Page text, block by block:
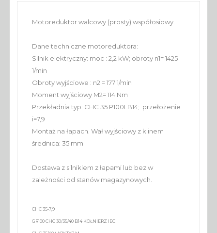
Motoreduktor walcowy (prosty) współosiowy.
Dane techniczne motoreduktora:
Silnik elektryczny: moc : 2,2 kW; obroty n1= 1425
1/min
Obroty wyjściowe : n2 = 177 1/min
Moment wyjściowy M2= 114 Nm
Przekładnia typ: CHC 35 P100LB14; przełożenie
i=7,9
Montaż na łapach. Wał wyjściowy z klinem
średnica: 35 mm
Dostawa z silnikiem z łapami lub bez w
zależności od stanów magazynowych.
CHC 35-7,9
GR100 CHC 30/35/40 B14 KOŁNIERZ IEC